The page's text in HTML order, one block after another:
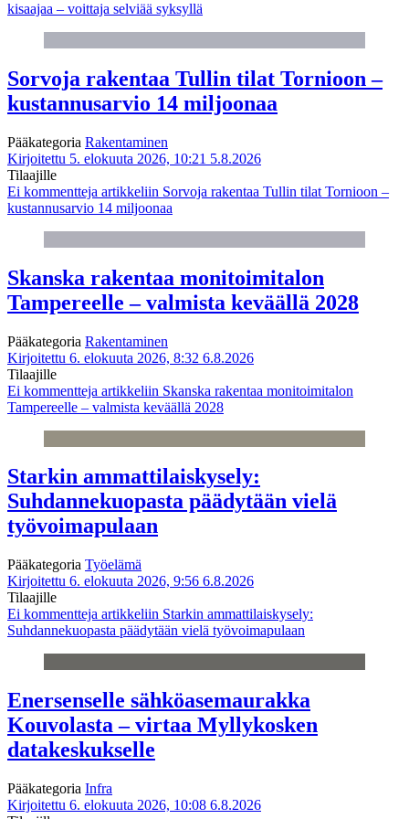
kisaajaa – voittaja selviää syksyllä
Sorvoja rakentaa Tullin tilat Tornioon –
kustannusarvio 14 miljoonaa
Pääkategoria Rakentaminen
Kirjoitettu 5. elokuuta 2026, 10:21 5.8.2026
Tilaajille
Ei kommentteja artikkeliin Sorvoja rakentaa Tullin tilat Tornioon –
kustannusarvio 14 miljoonaa
Skanska rakentaa monitoimitalon
Tampereelle – valmista keväällä 2028
Pääkategoria Rakentaminen
Kirjoitettu 6. elokuuta 2026, 8:32 6.8.2026
Tilaajille
Ei kommentteja artikkeliin Skanska rakentaa monitoimitalon
Tampereelle – valmista keväällä 2028
Starkin ammattilaiskysely:
Suhdannekuopasta päädytään vielä
työvoimapulaan
Pääkategoria Työelämä
Kirjoitettu 6. elokuuta 2026, 9:56 6.8.2026
Tilaajille
Ei kommentteja artikkeliin Starkin ammattilaiskysely:
Suhdannekuopasta päädytään vielä työvoimapulaan
Enersenselle sähköasemaurakka
Kouvolasta – virtaa Myllykosken
datakeskukselle
Pääkategoria Infra
Kirjoitettu 6. elokuuta 2026, 10:08 6.8.2026